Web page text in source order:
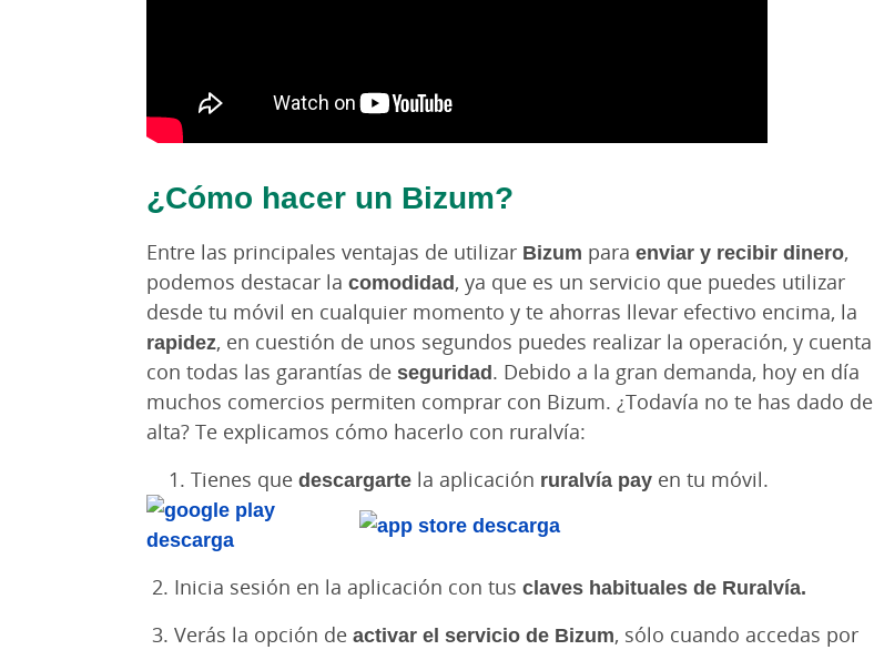
¿Cómo hacer un Bizum?
Entre las principales ventajas de utilizar Bizum para enviar y recibir dinero,
podemos destacar la comodidad, ya que es un servicio que puedes utilizar
desde tu móvil en cualquier momento y te ahorras llevar efectivo encima, la
rapidez, en cuestión de unos segundos puedes realizar la operación, y cuenta
con todas las garantías de seguridad. Debido a la gran demanda, hoy en día
muchos comercios permiten comprar con Bizum. ¿Todavía no te has dado de
alta? Te explicamos cómo hacerlo con ruralvía:
Tienes que descargarte la aplicación ruralvía pay en tu móvil.
2. Inicia sesión en la aplicación con tus claves habituales de Ruralvía.
3. Verás la opción de activar el servicio de Bizum, sólo cuando accedas por